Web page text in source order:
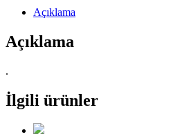
Açıklama
Açıklama
.
İlgili ürünler